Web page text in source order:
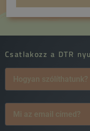
Csatlakozz a DTR